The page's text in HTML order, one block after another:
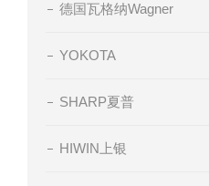
德国瓦格纳Wagner
YOKOTA
SHARP夏普
HIWIN上银